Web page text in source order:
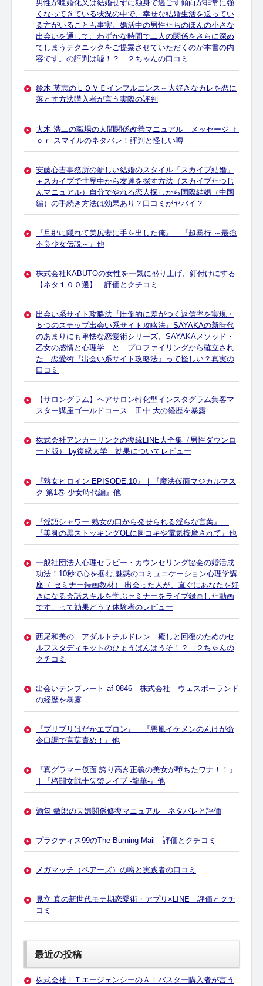
男性が晩婚化又は結婚せずに独身で過ごす傾向が非常に強
くなってきている状況の中で、幸せな結婚生活を送ってい
る方がいることも事実。婚活中の男性たちのほんの小さな
出会いを通して、わずかな時間で二人の関係をさらに深め
てしまうテクニックをご提案させていただくのが本書の内
容です。の評判は嘘！？ ２ちゃんの口コミ
鈴木 英志のＬＯＶＥインフルエンス～大好きなカレを恋に
落とす方法購入者が言う実際の評判
大木 浩二の職場の人間関係改善マニュアル メッセージ ｆ
ｏｒ スマイルのネタバレ！評判と怪しい噂
安藤心吉事務所の新しい結婚のスタイル「スカイプ結婚」
＋スカイプで世界中から友達を探す方法（スカイプたつじ
んマニュアル）自分でやれる恋人探しから国際結婚（中国
編）の手続き方法は効果あり？口コミがヤバイ？
『旦那に隠れて美尻妻に手を出した俺』｜『超暴行 ～最強
不良少女伝説～』他
株式会社KABUTOの女性を一気に盛り上げ、釘付けにする
【ネタ１００選】 評価とクチコミ
出会い系サイト攻略法『圧倒的に差がつく返信率を実現・
５つのステップ出会い系サイト攻略法』SAYAKAの新時代
のあまりにも卑怯な恋愛術シリーズ、SAYAKAメソッド・
乙女の感情と心理学 と プロファイリングから確立され
た 恋愛術『出会い系サイト攻略法』って怪しい？真実の
口コミ
【サロングラム】ヘアサロン特化型インスタグラム集客マ
スター講座ゴールドコース 田中 大の経歴を暴露
株式会社アンカーリンクの復縁LINE大全集（男性ダウンロ
ード版） by復縁大学 効果についてレビュー
『熟女ヒロイン EPISODE.10』｜『魔法仮面マジカルマス
ク 第1巻 少女時代編』他
『淫語シャワー 熟女の口から発せられる淫らな言葉』｜
『美脚の黒ストッキングOLに脚コキや電気按摩されて』他
一般社団法人心理セラピー・カウンセリング協会の婚活成
功法！10秒で心を掴む,魅惑のコミュニケーション心理学講
座（ セミナー録画教材） 出会った人が、直ぐにあなたを好
きになる会話スキルを学ぶセミナーをライブ録画した動画
です。って効果どう？体験者のレビュー
西尾和美の アダルトチルドレン 癒しと回復のためのセ
ルフスタディキットのひょうばんはうそ！？ ２ちゃんの
クチコミ
出会いテンプレート af-0846 株式会社 ウェスポーランド
の経歴を暴露
『プリプリはだかエプロン』｜『悪風イケメンのんけが命
令口調で言葉責め！』他
『真グラマー仮面 誇り高き正義の美女が堕ちたワナ！！』
｜『格闘女戦士失禁レイプ ‐龍華‐』他
酒匂 敏郎の夫婦関係修復マニュアル ネタバレと評価
プラクティス99のThe Burning Mail 評価とクチコミ
メガマッチ（ペアーズ）の噂と実践者の口コミ
見立 真の新世代モテ期恋愛術・アプリ×LINE 評価とクチ
コミ
最近の投稿
株式会社ＩＴエージェンシーのＡＩバスター購入者が言う